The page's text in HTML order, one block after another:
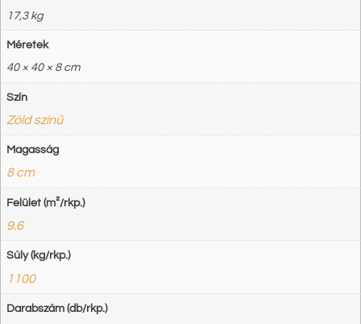
17,3 kg
Méretek
40 × 40 × 8 cm
Szín
Zöld színű
Magasság
8 cm
Felület (m²/rkp.)
9.6
Súly (kg/rkp.)
1100
Darabszám (db/rkp.)